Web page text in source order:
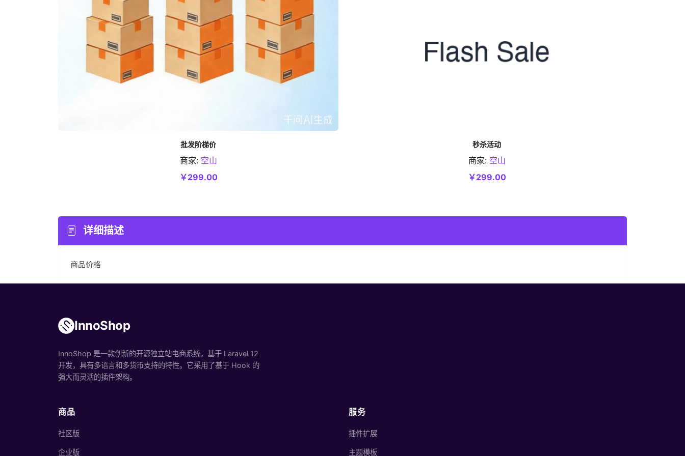
批发阶梯价
商家: 空山
加入购物车
￥299.00
秒杀活动
商家: 空山
加入购物车
￥299.00
详细描述
商品价格
InnoShop
InnoShop 是一款创新的开源独立站电商系统，基于 Laravel 12
开发，具有多语言和多货币支持的特性。它采用了基于 Hook 的
强大而灵活的插件架构。
商品
社区版
企业版
服务
插件扩展
主题模板